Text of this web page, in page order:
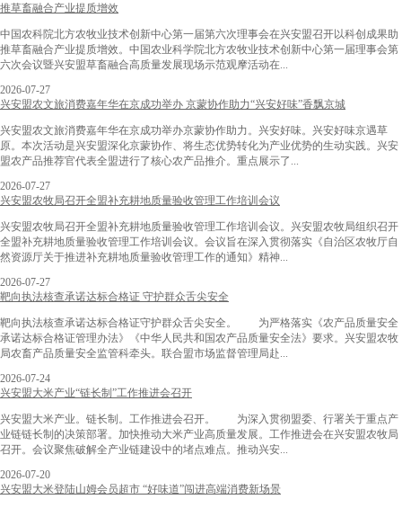
推草畜融合产业提质增效
中国农科院北方农牧业技术创新中心第一届第六次理事会在兴安盟召开以科创成果助
推草畜融合产业提质增效。中国农业科学院北方农牧业技术创新中心第一届理事会第
六次会议暨兴安盟草畜融合高质量发展现场示范观摩活动在...
2026-07-27
兴安盟农文旅消费嘉年华在京成功举办 京蒙协作助力“兴安好味”香飘京城
兴安盟农文旅消费嘉年华在京成功举办京蒙协作助力。兴安好味。兴安好味京遇草
原。本次活动是兴安盟深化京蒙协作、将生态优势转化为产业优势的生动实践。兴安
盟农产品推荐官代表全盟进行了核心农产品推介。重点展示了...
2026-07-27
兴安盟农牧局召开全盟补充耕地质量验收管理工作培训会议
兴安盟农牧局召开全盟补充耕地质量验收管理工作培训会议。兴安盟农牧局组织召开
全盟补充耕地质量验收管理工作培训会议。会议旨在深入贯彻落实《自治区农牧厅自
然资源厅关于推进补充耕地质量验收管理工作的通知》精神...
2026-07-27
靶向执法核查承诺达标合格证 守护群众舌尖安全
靶向执法核查承诺达标合格证守护群众舌尖安全。 为严格落实《农产品质量安全
承诺达标合格证管理办法》《中华人民共和国农产品质量安全法》要求。兴安盟农牧
局农畜产品质量安全监管科牵头。联合盟市场监督管理局赴...
2026-07-24
兴安盟大米产业“链长制”工作推进会召开
兴安盟大米产业。链长制。工作推进会召开。 为深入贯彻盟委、行署关于重点产
业链链长制的决策部署。加快推动大米产业高质量发展。工作推进会在兴安盟农牧局
召开。会议聚焦破解全产业链建设中的堵点难点。推动兴安...
2026-07-20
兴安盟大米登陆山姆会员超市 “好味道”闯进高端消费新场景